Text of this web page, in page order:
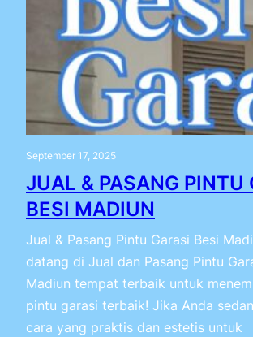
September 17, 2025
JUAL & PASANG PINTU
BESI MADIUN
Jual & Pasang Pintu Garasi Besi
datang di Jual dan Pasang Pintu
Madiun tempat terbaik untuk
pintu garasi terbaik! Jika Anda
cara yang praktis dan estetis untuk